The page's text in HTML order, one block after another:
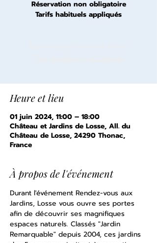
Réservation non obligatoire
Tarifs habituels appliqués
Heure et lieu
01 juin 2024, 11:00 – 18:00
Château et Jardins de Losse, All. du
Château de Losse, 24290 Thonac,
France
À propos de l'événement
Durant l'événement Rendez-vous aux
Jardins, Losse vous ouvre ses portes
afin de découvrir ses magnifiques
espaces naturels. Classés "Jardin
Remarquable" depuis 2004, ces jardins